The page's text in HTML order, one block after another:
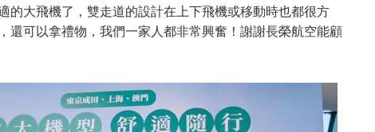
的大飛機了，雙走道的設計在上下飛機或移動時也都很方
還可以拿禮物，我們一家人都非常興奮！謝謝長榮航空能顧